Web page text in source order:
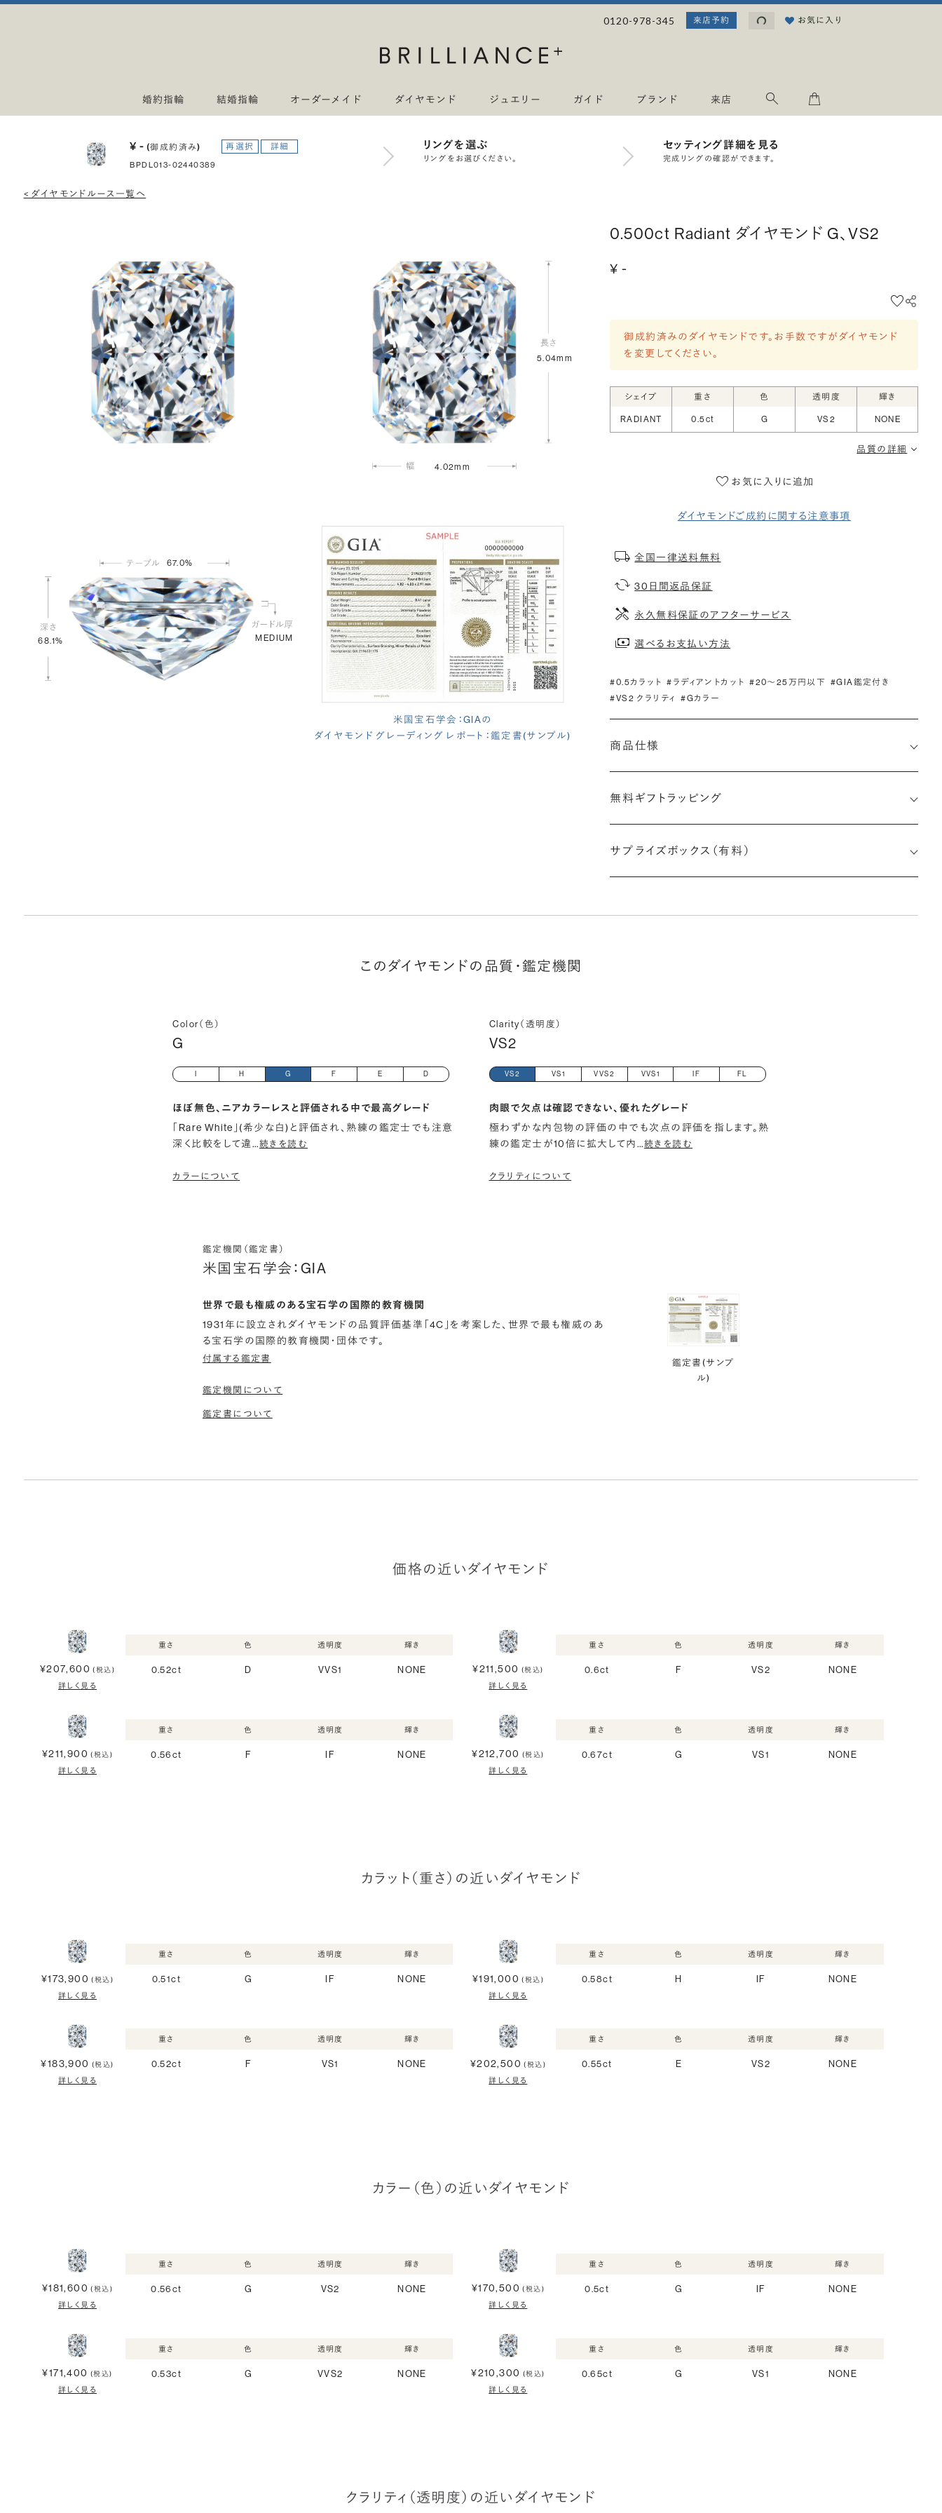
0120-978-345 来店予約 読み込み中...お気に入り
婚約指輪 結婚指輪 オーダーメイド ダイヤモンド ジュエリー ガイド ブランド 来店
¥ -(御成約済み) 再選択 詳細
BPDL013-02440389
リングを選ぶ
リングをお選びください。
セッティング詳細を見る
完成リングの確認ができます。
< ダイヤモンドルース一覧へ
5.04mm
4.02mm
68.1%
67.0%
MEDIUM
米国宝石学会：GIAの
ダイヤモンド グレーディング レポート：鑑定書(サンプル)
0.500ct Radiant ダイヤモンド G、VS2
¥ -
御成約済みのダイヤモンドです。お手数ですがダイヤモンド
を変更してください。
シェイプ 重さ 色 透明度 輝き
RADIANT 0.5ct G VS2 NONE
品質の詳細
お気に入りに追加
ダイヤモンドご成約に関する注意事項
全国一律送料無料
30日間返品保証
永久無料保証のアフターサービス
選べるお支払い方法
#0.5カラット #ラディアントカット #20〜25万円以下 #GIA鑑定付き
#VS2 クラリティ
#Gカラー
商品仕様
(長さx幅×深さ)
無料ギフトラッピング
サプライズボックス（有料）
このダイヤモンドの品質・鑑定機関
Color（色）
G
H G F E D
ほぼ無色、ニアカラーレスと評価される中で最高グレード
「Rare White」(希少な白)と評価され、熟練の鑑定士でも注意
深く比較をして違…続きを読む
カラーについて
Clarity（透明度）
VS2
VS2 VS1 VVS2 VVS1 IF FL
肉眼で欠点は確認できない、優れたグレード
極わずかな内包物の評価の中でも次点の評価を指します。熟
練の鑑定士が10倍に拡大して内…続きを読む
クラリティについて
鑑定機関（鑑定書）
米国宝石学会：GIA
世界で最も権威のある宝石学の国際的教育機関
1931年に設立されダイヤモンドの品質評価基準「4C」を考案した、世界で最も権威のあ
る宝石学の国際的教育機関・団体です。
付属する鑑定書
鑑定機関について
鑑定書について
鑑定書(サンプ
ル)
価格の近いダイヤモンド
¥207,600 (税込)
詳しく見る
重さ
0.52ct
色
D
透明度
VVS1
輝き
NONE ¥211,500 (税込)
詳しく見る
重さ
0.6ct
色
F
透明度
VS2
輝き
NONE
¥211,900 (税込)
詳しく見る
重さ
0.56ct
色
F
透明度
IF
輝き
NONE ¥212,700 (税込)
詳しく見る
重さ
0.67ct
色
G
透明度
VS1
輝き
NONE
カラット（重さ）の近いダイヤモンド
¥173,900 (税込)
詳しく見る
重さ
0.51ct
色
G
透明度
IF
輝き
NONE ¥191,000 (税込)
詳しく見る
重さ
0.58ct
色
H
透明度
IF
輝き
NONE
¥183,900 (税込)
詳しく見る
重さ
0.52ct
色
F
透明度
VS1
輝き
NONE ¥202,500 (税込)
詳しく見る
重さ
0.55ct
色
E
透明度
VS2
輝き
NONE
カラー（色）の近いダイヤモンド
¥181,600 (税込)
詳しく見る
重さ
0.56ct
色
G
透明度
VS2
輝き
NONE ¥170,500 (税込)
詳しく見る
重さ
0.5ct
色
G
透明度
IF
輝き
NONE
¥171,400 (税込)
詳しく見る
重さ
0.53ct
色
G
透明度
VVS2
輝き
NONE ¥210,300 (税込)
詳しく見る
重さ
0.65ct
色
G
透明度
VS1
輝き
NONE
クラリティ（透明度）の近いダイヤモンド